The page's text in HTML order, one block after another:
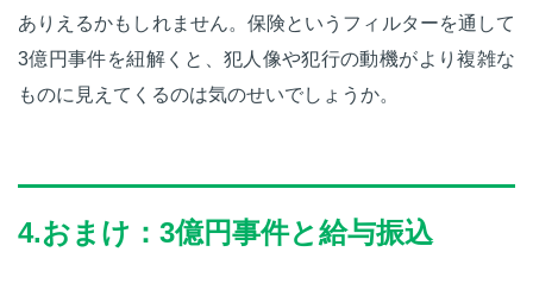
ありえるかもしれません。保険というフィルターを通して
3億円事件を紐解くと、犯人像や犯行の動機がより複雑な
ものに見えてくるのは気のせいでしょうか。
4.おまけ：3億円事件と給与振込